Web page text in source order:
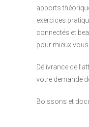
apports
exercices
connectés et
pour mieux vous
Délivrance de
votre demande
Boissons et